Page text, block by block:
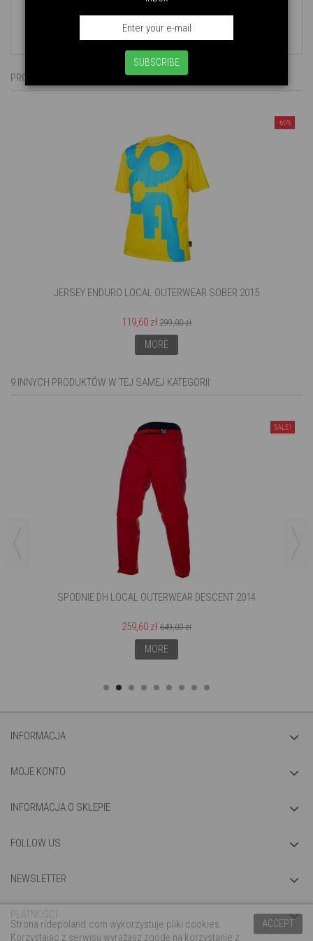
SUBSCRIBE
PRODUKTY POWIĄZANE
-60%
JERSEY ENDURO LOCAL OUTERWEAR SOBER 2015
119,60 zł 299,00 zł
MORE
9 INNYCH PRODUKTÓW W TEJ SAMEJ KATEGORII:
SALE!
SPODNIE DH LOCAL OUTERWEAR DESCENT 2014
259,60 zł 649,00 zł
MORE
INFORMACJA
MOJE KONTO
INFORMACJA O SKLEPIE
FOLLOW US
NEWSLETTER
PŁATNOŚCI:
ACCEPT
Strona ridepoland.com wykorzystuje pliki cookies.
Korzystając z serwisu wyrażasz zgodę na korzystanie z